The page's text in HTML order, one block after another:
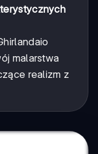
malarstwa
realizm z